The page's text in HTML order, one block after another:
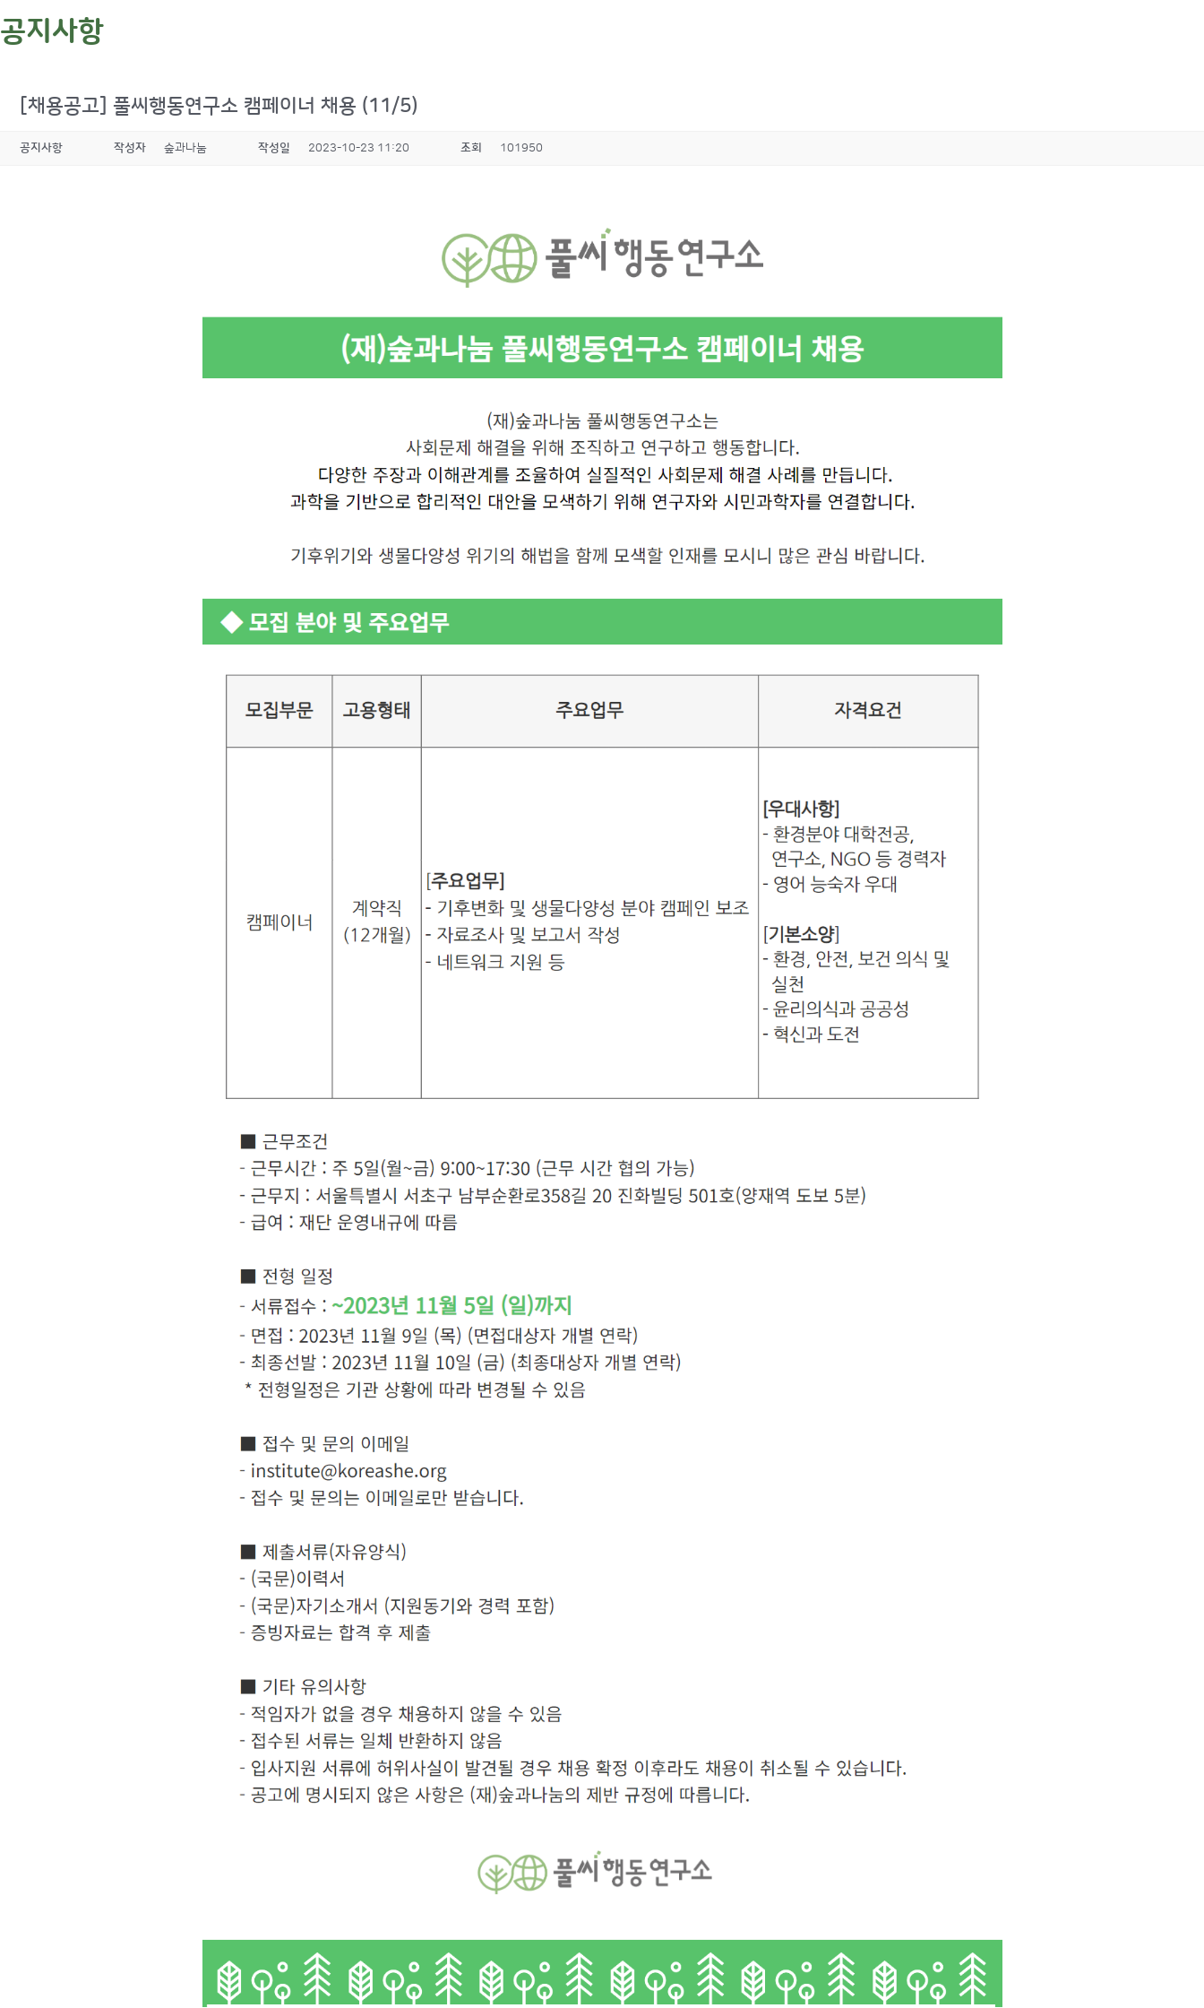
공지사항
[채용공고] 풀씨행동연구소 캠페이너 채용 (11/5)
공지사항 작성자 숲과나눔 작성일 2023-10-23 11:20 조회 101950